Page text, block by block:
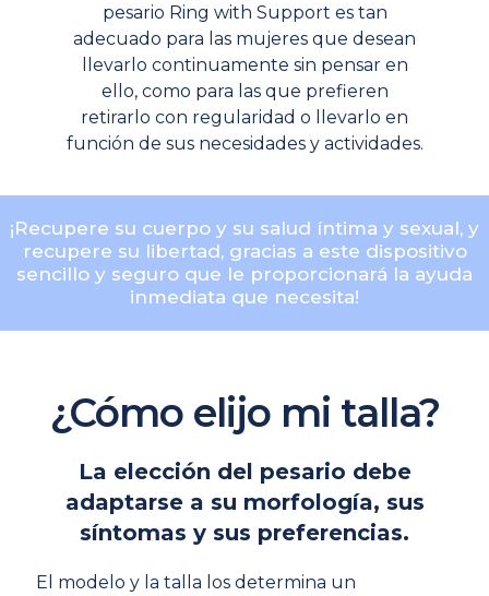
pesario Ring with Support es tan
adecuado para las mujeres que desean
llevarlo continuamente sin pensar en
ello, como para las que prefieren
retirarlo con regularidad o llevarlo en
función de sus necesidades y actividades.
¡Recupere su cuerpo y su salud íntima y sexual, y
recupere su libertad, gracias a este dispositivo
sencillo y seguro que le proporcionará la ayuda
inmediata que necesita!
¿Cómo elijo mi talla?
La elección del pesario debe
adaptarse a su morfología, sus
síntomas y sus preferencias.
El modelo y la talla los determina un